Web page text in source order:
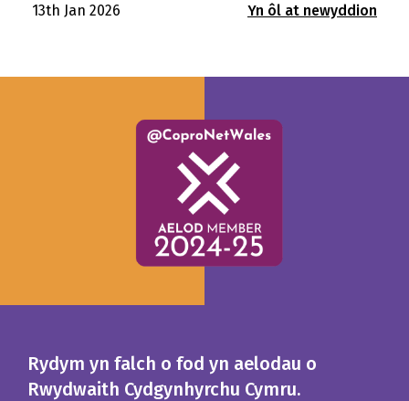
13th Jan 2026 Yn ôl at newyddion
Rydym yn falch o fod yn aelodau o
Rwydwaith Cydgynhyrchu Cymru.